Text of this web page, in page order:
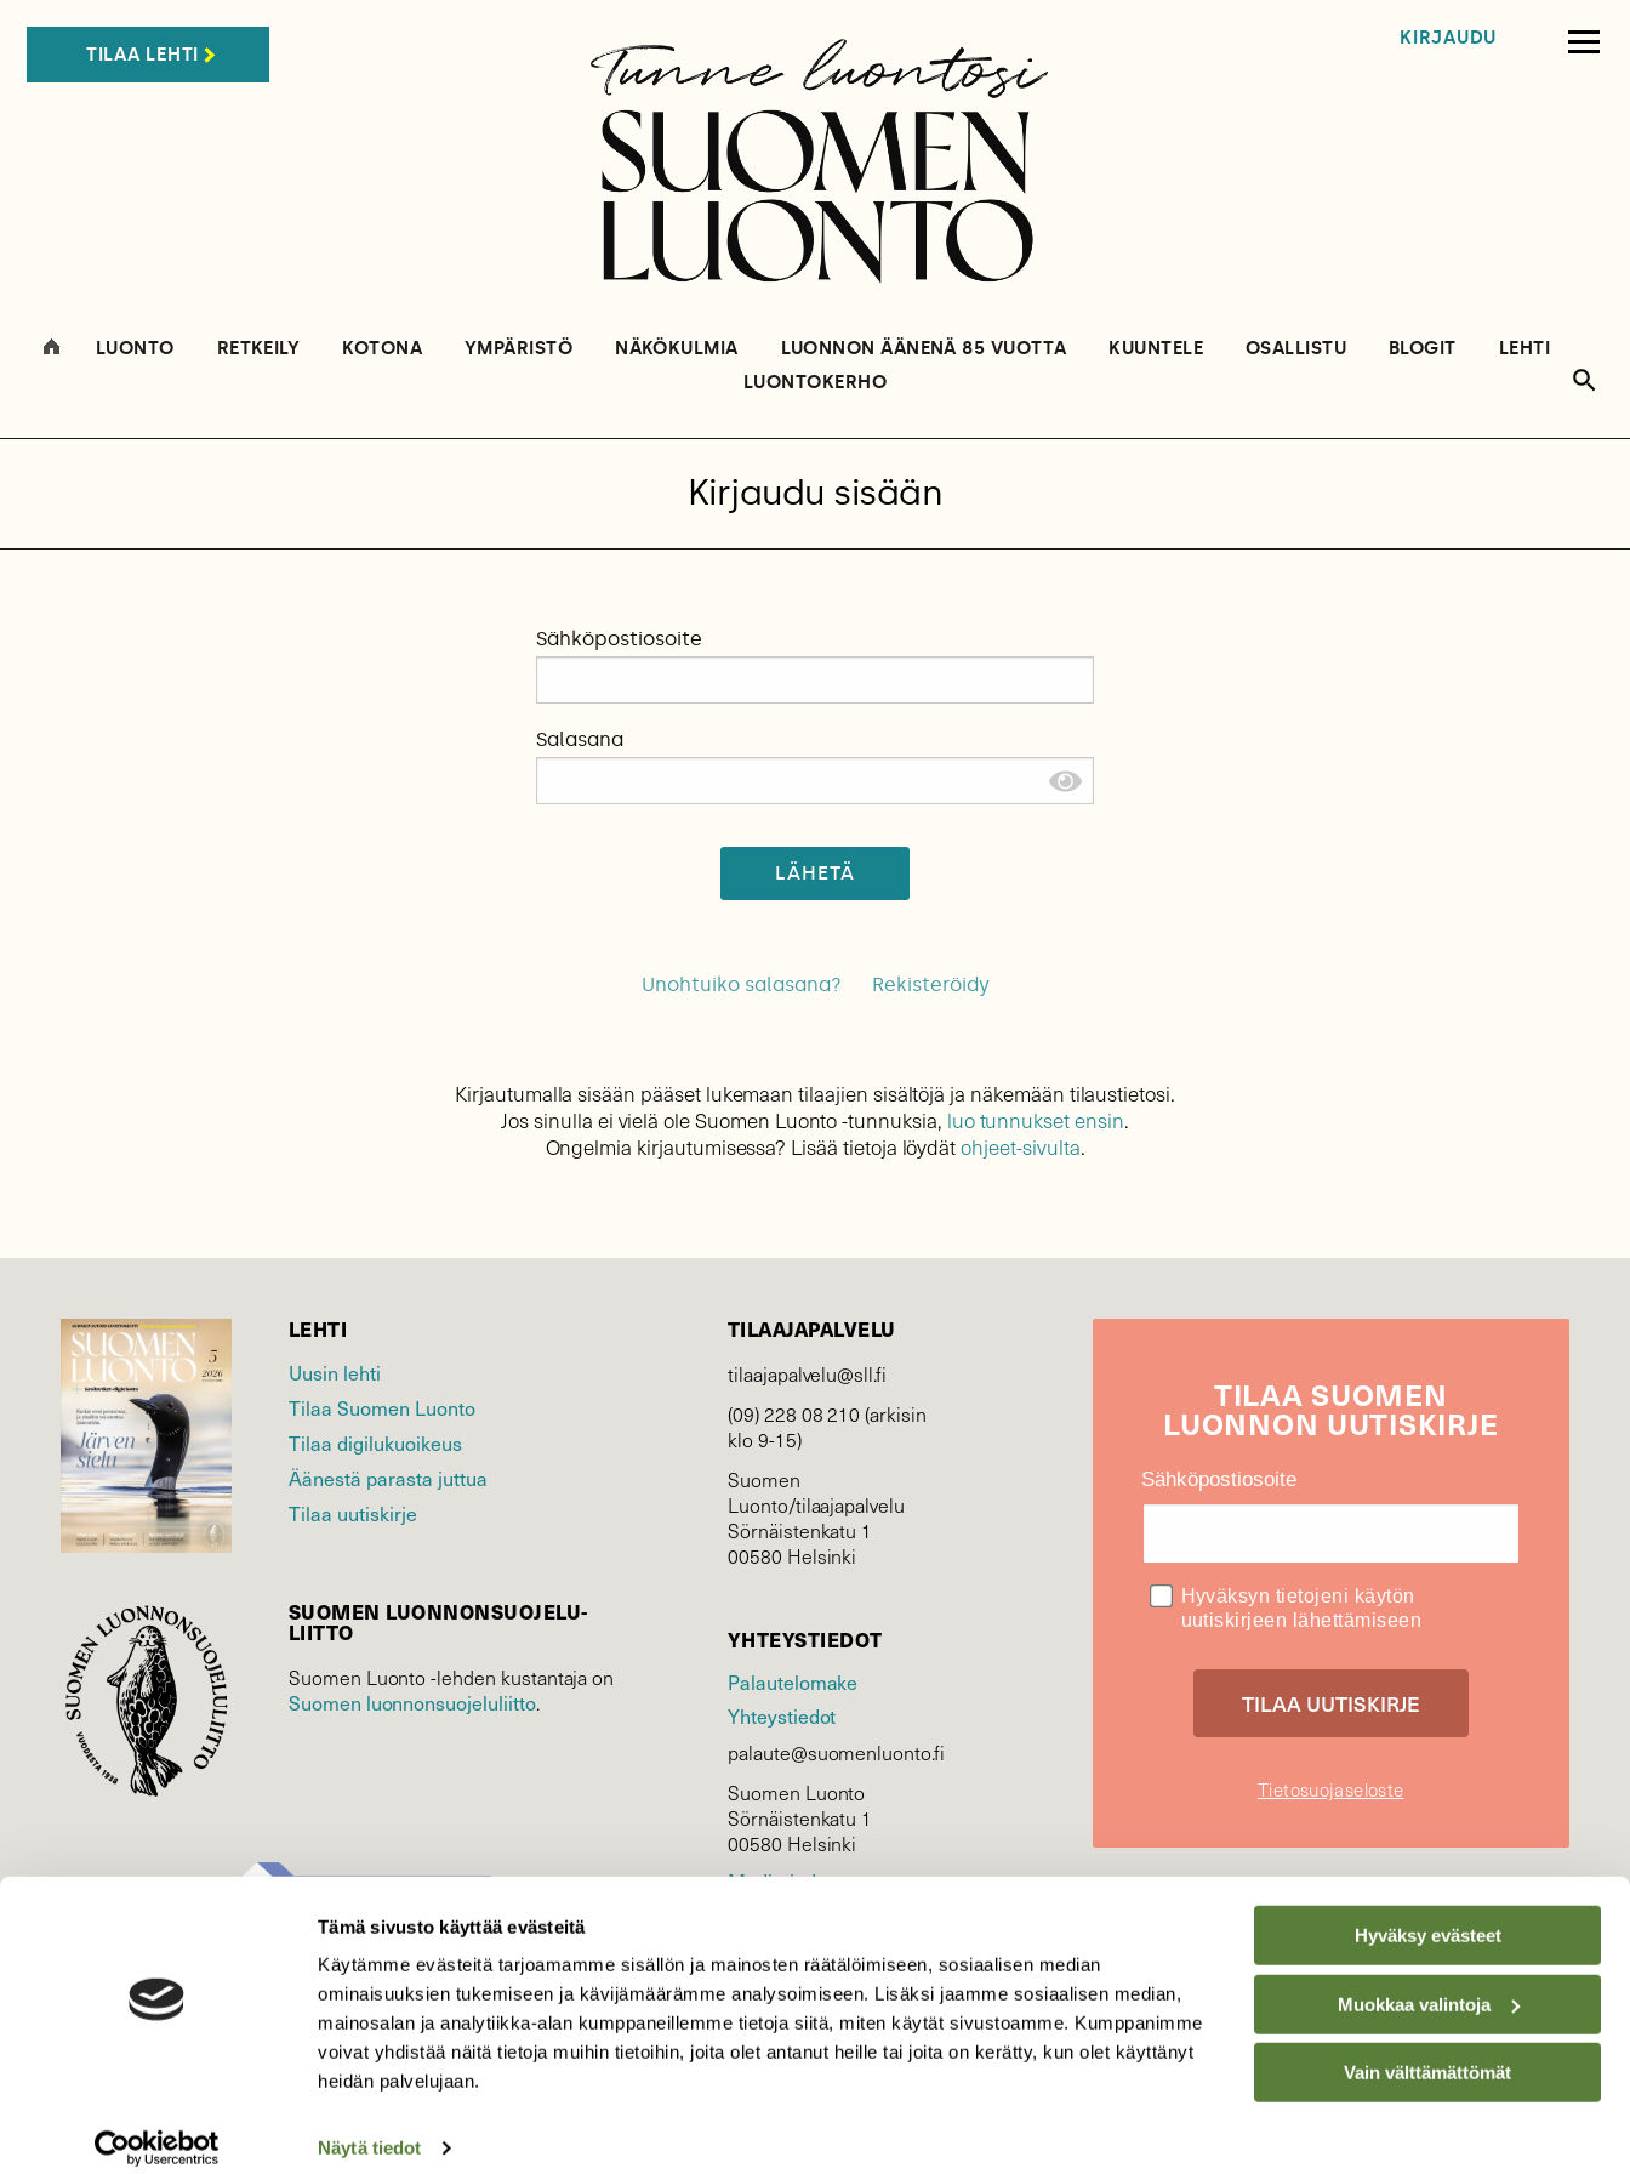
Tämä sivusto käyttää evästeitä
Käytämme evästeitä tarjoamamme sisällön ja mainosten räätälöimiseen, sosiaalisen median
ominaisuuksien tukemiseen ja kävijämäärämme analysoimiseen. Lisäksi jaamme sosiaalisen median,
mainosalan ja analytiikka-alan kumppaneillemme tietoja siitä, miten käytät sivustoamme. Kumppanimme
voivat yhdistää näitä tietoja muihin tietoihin, joita olet antanut heille tai joita on kerätty, kun olet käyttänyt
heidän palvelujaan.
Näytä tiedot
Hyväksy evästeet
Muokkaa valintoja
Vain välttämättömät
TILAA LEHTI
KIRJAUDU
LUONTO RETKEILY KOTONA YMPÄRISTÖ NÄKÖKULMIA LUONNON ÄÄNENÄ 85 VUOTTA KUUNTELE OSALLISTU BLOGIT
LEHTI
LUONTOKERHO
Kirjaudu sisään
Sähköpostiosoite
Salasana
LÄHETÄ
Unohtuiko salasana? Rekisteröidy
Kirjautumalla sisään pääset lukemaan tilaajien sisältöjä ja näkemään tilaustietosi.
Jos sinulla ei vielä ole Suomen Luonto -tunnuksia, luo tunnukset ensin.
Ongelmia kirjautumisessa? Lisää tietoja löydätohjeet-sivulta.
LEHTI
Uusin lehti
Tilaa Suomen Luonto
Tilaa digilukuoikeus
Äänestä parasta juttua
Tilaa uutiskirje
SUOMEN LUONNON­SUOJELU­
LIITTO
Suomen Luonto -lehden kustantaja on
Suomen luonnonsuojelu­liitto.
TILAAJAPALVELU
tilaajapalvelu@sll.fi
(09) 228 08 210 (arkisin
klo 9-15)
Suomen
Luonto/tilaajapalvelu
Sörnäistenkatu 1
00580 Helsinki
YHTEYSTIEDOT
Palautelomake
Yhteystiedot
palaute@suomenluonto.fi
Suomen Luonto
Sörnäistenkatu 1
00580 Helsinki
Mediatiedot
KIRJAUDU
TILAASUOMEN
LUONNON UUTIS­KIRJE
Sähköpostiosoite
Hyväksyn tietojeni käytön
uutiskirjeen lähettämiseen
Tietosuojaseloste